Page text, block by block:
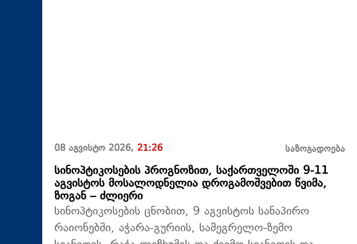
08 აგვისტო 2026, 21:26 საზოგადოება
სინოპტიკოსების პროგნოზით, საქართველოში 9-11
აგვისტოს მოსალოდნელია დროგამოშვებით წვიმა,
ზოგან – ძლიერი
სინოპტიკოსების ცნობით, 9 აგვისტოს სანაპირო
რაიონებში, აჭარა-გურიის, სამეგრელო-ზემო